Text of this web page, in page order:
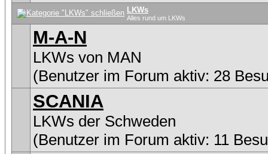
LKWs
Alles rund um LKWs
M-A-N
LKWs von MAN
(Benutzer im Forum aktiv: 28
SCANIA
LKWs der Schweden
(Benutzer im Forum aktiv: 11